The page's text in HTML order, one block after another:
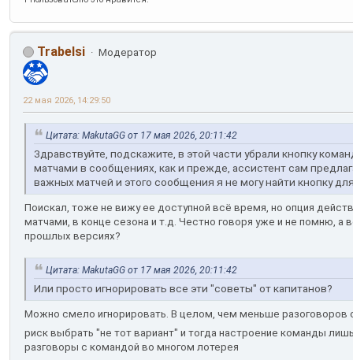
Trabelsi Модератор
22 мая 2026, 14:29:50
Цитата: MakutaGG от 17 мая 2026, 20:11:42
Здравствуйте, подскажите, в этой части убрали кнопку
матчами в сообщениях, как и прежде, ассистент сам
важных матчей и этого сообщения я не могу найти кнопку
Поискал, тоже не вижу ее доступной всё время, но опция
матчами, в конце сезона и т.д. Честно говоря уже и не помню, а
прошлых версиях?
Цитата: MakutaGG от 17 мая 2026, 20:11:42
Или просто игнорировать все эти "советы" от капитанов?
Можно смело игнорировать. В целом, чем меньше разоговоров
риск выбрать "не тот вариант" и тогда настроение команды
разговоры с командой во многом лотерея